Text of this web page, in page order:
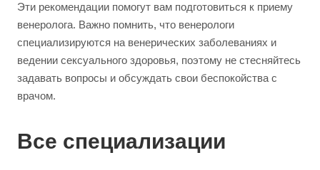
Эти рекомендации помогут вам подготовиться к приему
венеролога. Важно помнить, что венерологи
специализируются на венерических заболеваниях и
ведении сексуального здоровья, поэтому не стесняйтесь
задавать вопросы и обсуждать свои беспокойства с
врачом.
Все специализации